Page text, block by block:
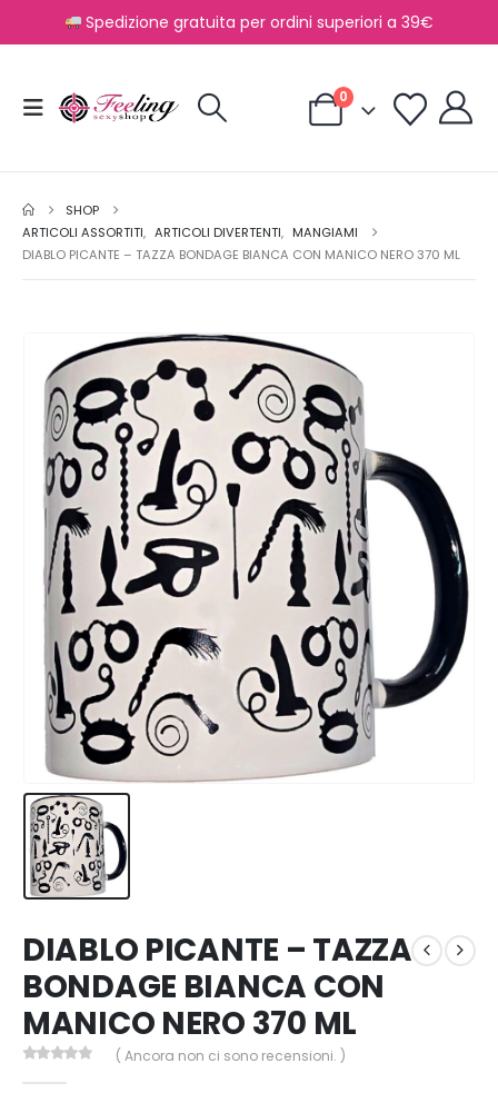
Spedizione gratuita per ordini superiori a 39€
0
SHOP
ARTICOLI ASSORTITI, ARTICOLI DIVERTENTI, MANGIAMI
DIABLO PICANTE – TAZZA BONDAGE BIANCA CON MANICO NERO 370 ML
DIABLO PICANTE – TAZZA
BONDAGE BIANCA CON
MANICO NERO 370 ML
( Ancora non ci sono recensioni. )